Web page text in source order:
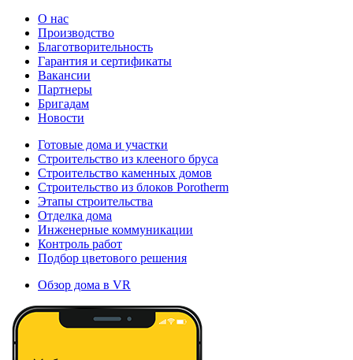
О нас
Производство
Благотворительность
Гарантия и сертификаты
Вакансии
Партнеры
Бригадам
Новости
Готовые дома и участки
Строительство из клееного бруса
Строительство каменных домов
Строительство из блоков Porotherm
Этапы строительства
Отделка дома
Инженерные коммуникации
Контроль работ
Подбор цветового решения
Обзор дома в VR